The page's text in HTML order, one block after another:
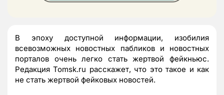
В эпоху доступной информации, изобилия
всевозможных новостных пабликов и новостных
порталов очень легко стать жертвой фейкньюс.
Редакция Tomsk.ru расскажет, что это такое и как
не стать жертвой фейковых новостей.